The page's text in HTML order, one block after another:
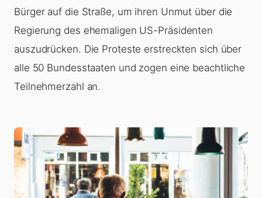
Bürger auf die Straße, um ihren Unmut über die
Regierung des ehemaligen US-Präsidenten
auszudrücken. Die Proteste erstreckten sich über
alle 50 Bundesstaaten und zogen eine beachtliche
Teilnehmerzahl an.